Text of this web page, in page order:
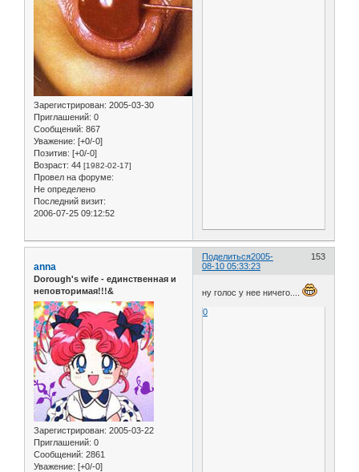
Зарегистрирован: 2005-03-30
Приглашений: 0
Сообщений: 867
Уважение: [+0/-0]
Позитив: [+0/-0]
Возраст: 44 [1982-02-17]
Провел на форуме:
Не определено
Последний визит:
2006-07-25 09:12:52
Поделиться 153
2005-
08-10 05:33:23
anna
Dorough's wife - единственная и
неповторимая!!!&
Зарегистрирован: 2005-03-22
Приглашений: 0
Сообщений: 2861
Уважение: [+0/-0]
ну голос у нее ничего....
0